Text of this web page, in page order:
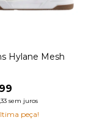
Hylane Mesh
sem juros
peça!